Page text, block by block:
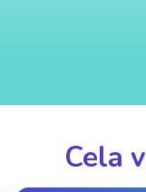
Cela